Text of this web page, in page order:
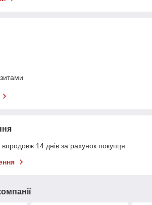
14 днів за рахунок покупця